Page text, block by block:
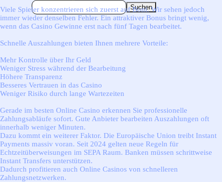
Suchen
Viele Spieler konzentrieren sich zuerst auf Boni. Wir sehen jedoch
immer wieder denselben Fehler. Ein attraktiver Bonus bringt wenig,
wenn das Casino Gewinne erst nach fünf Tagen bearbeitet.
Schnelle Auszahlungen bieten Ihnen mehrere Vorteile:
Mehr Kontrolle über Ihr Geld
Weniger Stress während der Bearbeitung
Höhere Transparenz
Besseres Vertrauen in das Casino
Weniger Risiko durch lange Wartezeiten
Gerade im besten Online Casino erkennen Sie professionelle
Zahlungsabläufe sofort. Gute Anbieter bearbeiten Auszahlungen oft
innerhalb weniger Minuten.
Dazu kommt ein weiterer Faktor. Die Europäische Union treibt Instant
Payments massiv voran. Seit 2024 gelten neue Regeln für
Echtzeitüberweisungen im SEPA Raum. Banken müssen schrittweise
Instant Transfers unterstützen.
Dadurch profitieren auch Online Casinos von schnelleren
Zahlungsnetzwerken.